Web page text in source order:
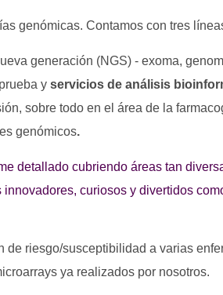
genómicas. Contamos con tres
generación (NGS) - exoma,
y servicios de análisis
sobre todo en el área de la
genómicos.
detallado cubriendo áreas tan
curiosos y divertidos
riesgo/susceptibilidad a varias
ya realizados por nosotros.